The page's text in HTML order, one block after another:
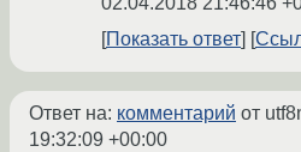
Показать ответ
Ответ на: комментарий от
19:32:09 +00:00